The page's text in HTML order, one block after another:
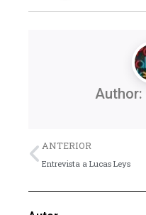
Author:
Previo
ANTERIOR
Entrevista a Lucas Leys